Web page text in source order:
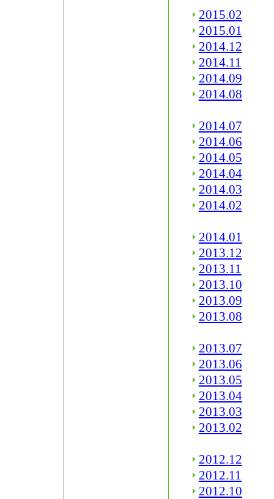
2015.02
2015.01
2014.12
2014.11
2014.09
2014.08
2014.07
2014.06
2014.05
2014.04
2014.03
2014.02
2014.01
2013.12
2013.11
2013.10
2013.09
2013.08
2013.07
2013.06
2013.05
2013.04
2013.03
2013.02
2012.12
2012.11
2012.10